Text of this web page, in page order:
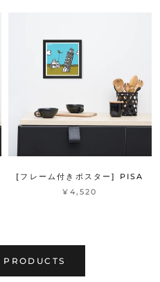
[フレーム付きポスター] PISA
¥4,520